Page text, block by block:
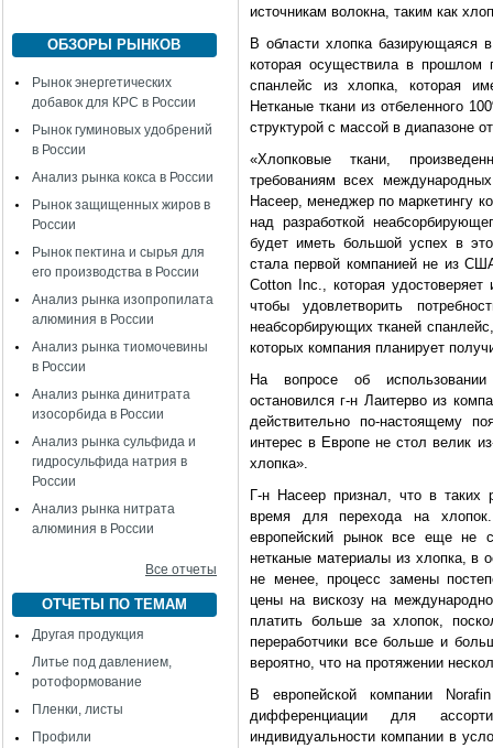
ОБЗОРЫ РЫНКОВ
Рынок энергетических
добавок для КРС в России
Рынок гуминовых удобрений
в России
Анализ рынка кокса в России
Рынок защищенных жиров в
России
Рынок пектина и сырья для
его производства в России
Анализ рынка изопропилата
алюминия в России
Анализ рынка тиомочевины
в России
Анализ рынка динитрата
изосорбида в России
Анализ рынка сульфида и
гидросульфида натрия в
России
Анализ рынка нитрата
алюминия в России
Все отчеты
ОТЧЕТЫ ПО ТЕМАМ
Другая продукция
Литье под давлением,
ротоформование
Пленки, листы
Профили
источникам волокна, таким как
В области хлопка базирующаяся
которая осуществила в прошлом
спанлейс из хлопка, которая
Нетканые ткани из отбеленного
структурой с массой в диапазоне
«Хлопковые ткани,
требованиям всех
Насеер, менеджер по маркетингу
над разработкой
будет иметь большой успех в
стала первой компанией не из
Cotton Inc., которая удостоверяет
чтобы удовлетворить
неабсорбирующих тканей
которых компания планирует
На вопросе об использовании
остановился г-н Лаитерво из
действительно по-настоящему
интерес в Европе не стол велик
хлопка».
Г-н Насеер признал, что в таких
время для перехода на
европейский рынок все еще не
нетканые материалы из хлопка, в
не менее, процесс замены
цены на вискозу на
платить больше за хлопок,
переработчики все больше и
вероятно, что на протяжении
В европейской компании
дифференциации для
индивидуальности компании в